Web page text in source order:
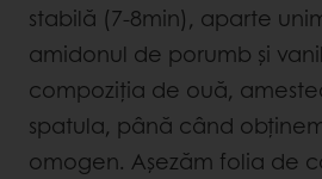
stabilă (7-8min), aparte
amidonul de porumb și
compoziția de ouă,
spatula, până când
omogen. Aşezăm folia de